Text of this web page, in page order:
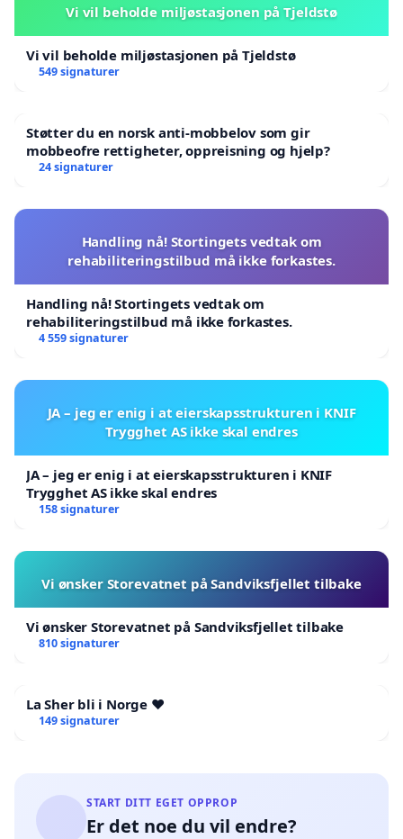
Vi vil beholde miljøstasjonen på Tjeldstø
Vi vil beholde miljøstasjonen på Tjeldstø
549 signaturer
Støtter du en norsk anti-mobbelov som gir
mobbeofre rettigheter, oppreisning og hjelp?
24 signaturer
Handling nå! Stortingets vedtak om
rehabiliteringstilbud må ikke forkastes.
Handling nå! Stortingets vedtak om
rehabiliteringstilbud må ikke forkastes.
4 559 signaturer
JA – jeg er enig i at eierskapsstrukturen i KNIF
Trygghet AS ikke skal endres
JA – jeg er enig i at eierskapsstrukturen i KNIF
Trygghet AS ikke skal endres
158 signaturer
Vi ønsker Storevatnet på Sandviksfjellet tilbake
Vi ønsker Storevatnet på Sandviksfjellet tilbake
810 signaturer
La Sher bli i Norge ❤️
149 signaturer
START DITT EGET OPPROP
Er det noe du vil endre?